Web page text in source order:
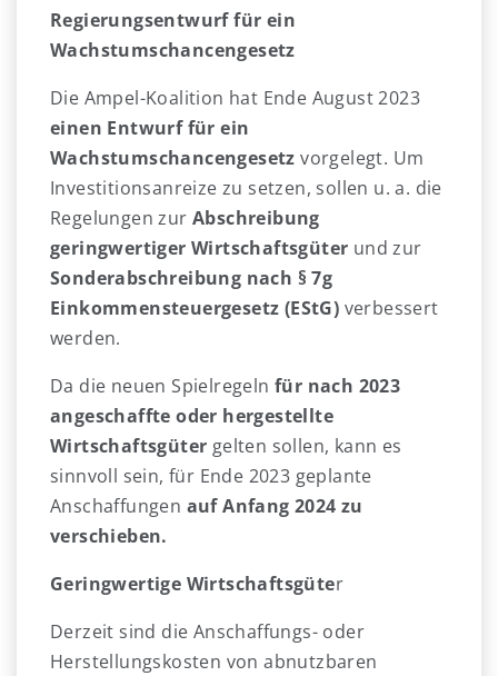
Regierungsentwurf für ein
Wachstumschancengesetz
Die Ampel-Koalition hat Ende August 2023
einen Entwurf für ein
Wachstumschancengesetz vorgelegt. Um
Investitionsanreize zu setzen, sollen u. a. die
Regelungen zurAbschreibung
geringwertiger Wirtschaftsgüter und zur
Sonderabschreibung nach § 7g
Einkommensteuergesetz (EStG) verbessert
werden.
Da die neuen Spielregeln für nach 2023
angeschaffte oder hergestellte
Wirtschaftsgüter gelten sollen, kann es
sinnvoll sein, für Ende 2023 geplante
Anschaffungen auf Anfang 2024 zu
verschieben.
Geringwertige Wirtschaftsgüter
Derzeit sind die Anschaffungs- oder
Herstellungskosten von abnutzbaren